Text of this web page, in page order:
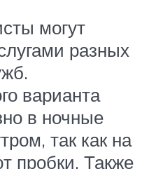
могут
разных
варианта
в ночные
так как на
пробки. Также